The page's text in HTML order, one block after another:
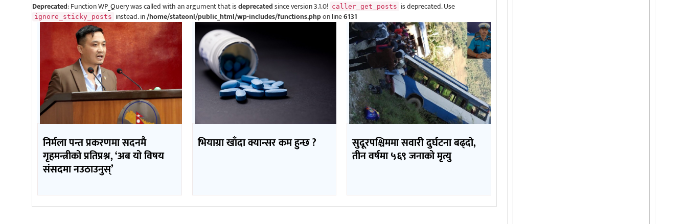
Deprecated: Function WP_Query was called with an argument that isdeprecatedsince version 3.1.0! caller_get_posts is deprecated. Use
ignore_sticky_posts instead. in/home/stateonl/public_html/wp-includes/functions.phpon line6131
निर्मला पन्त प्रकरणमा सदनमै
गृहमन्त्रीको प्रतिप्रश्न, ‘अब यो विषय
संसदमा नउठाउनुस्’
भियाग्रा खाँदा क्यान्सर कम हुन्छ ? सुदूरपश्चिममा सवारी दुर्घटना बढ्दो,
तीन वर्षमा ५६९ जनाको मृत्यु